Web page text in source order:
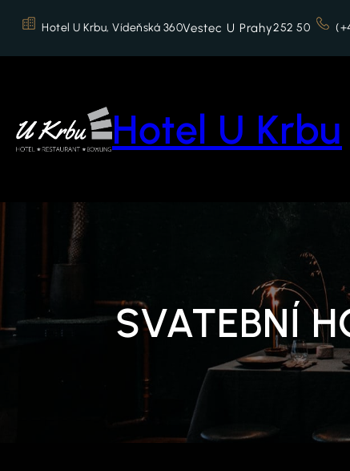
Hotel U Krbu, Vídeňská 360Vestec U Prahy252 50
Hotel U Krbu
SVATEBNÍ